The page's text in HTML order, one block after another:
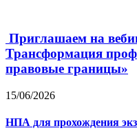
Приглашаем на
Трансформация
правовые границы»
15/06/2026
НПА для прохождения